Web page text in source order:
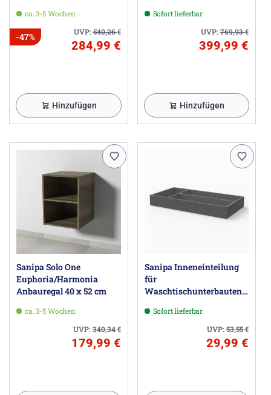
Sanipa Badmöbel Treuchtlingen GmbH, Markt
infoline@sanipa.de
ca. 3-5 Wochen
UVP:540,26€
-47%
284,99 €
Hinzufügen
Sofort lieferbar
UVP:769,93€
399,99 €
Hinzufügen
Sanipa Solo One
Euphoria/Harmonia
Anbauregal 40 x 52 cm
ca. 3-5 Wochen
UVP:340,34€
179,99 €
Sanipa Inneneinteilung
für
Waschtischunterbauten
Sofort lieferbar
UVP:53,55€
29,99 €